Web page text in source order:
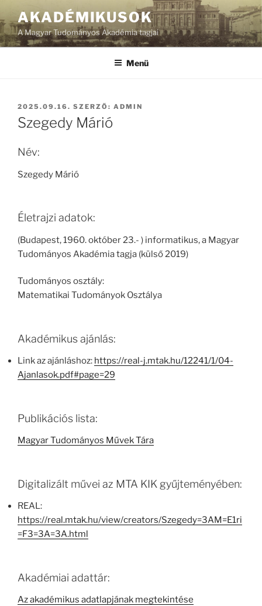
AKADÉMIKUSOK
A Magyar Tudományos Akadémia tagjai
Menü
BEKÜLDVE:
2025.09.16. SZERZŐ: ADMIN
Szegedy Márió
Név:
Szegedy Márió
Életrajzi adatok:
(Budapest, 1960. október 23.- ) informatikus, a Magyar
Tudományos Akadémia tagja (külső 2019)
Tudományos osztály:
Matematikai Tudományok Osztálya
Akadémikus ajánlás:
Link az ajánláshoz: https://real-j.mtak.hu/12241/1/04-
Ajanlasok.pdf#page=29
Publikációs lista:
Magyar Tudományos Művek Tára
Digitalizált művei az MTA KIK gyűjteményében:
REAL:
https://real.mtak.hu/view/creators/Szegedy=3AM=E1ri
=F3=3A=3A.html
Akadémiai adattár:
Az akadémikus adatlapjának megtekintése